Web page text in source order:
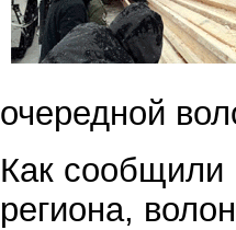
очередной
Как
региона,